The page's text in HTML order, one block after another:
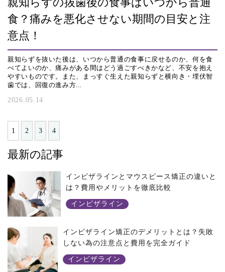
食？痛みを悪化させない期間の目安と注
意点！
親知らずを抜いた後は、いつから普通の食事に戻せるのか、何を食
べてよいのか、痛みがある間はどう過ごすべきかなど、不安を抱え
やすいものです。また、まっすぐ生えた親知らずと横向き・埋伏智
歯では、回復の進み方...
2026.05.14
1 2 3 4
最新の記事
インビザラインとマウスピース矯正の違いと
は？費用やメリットを徹底比較
インビザライン
インビザライン矯正のデメリットとは？失敗
しない為の注意点と費用を完全ガイド
インビザライン